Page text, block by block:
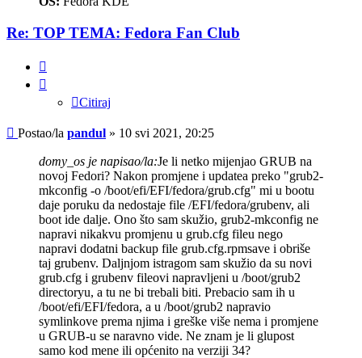
Re: TOP TEMA: Fedora Fan Club
Citiraj
Post
Postao/la pandul » 10 svi 2021, 20:25
domy_os je napisao/la:Je li netko mijenjao GRUB na
novoj Fedori? Nakon promjene i updatea preko "grub2-
mkconfig -o /boot/efi/EFI/fedora/grub.cfg" mi u bootu
daje poruku da nedostaje file /EFI/fedora/grubenv, ali
boot ide dalje. Ono što sam skužio, grub2-mkconfig ne
napravi nikakvu promjenu u grub.cfg fileu nego
napravi dodatni backup file grub.cfg.rpmsave i obriše
taj grubenv. Daljnjom istragom sam skužio da su novi
grub.cfg i grubenv fileovi napravljeni u /boot/grub2
directoryu, a tu ne bi trebali biti. Prebacio sam ih u
/boot/efi/EFI/fedora, a u /boot/grub2 napravio
symlinkove prema njima i greške više nema i promjene
u GRUB-u se naravno vide. Ne znam je li glupost
samo kod mene ili općenito na verziji 34?